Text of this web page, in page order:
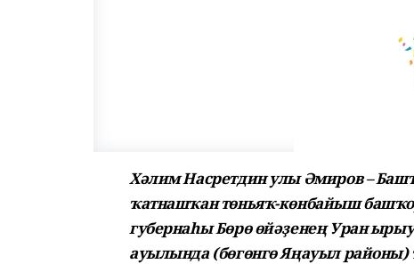
Хәлим Насретдин улы Әмиров –
ҡатнашҡан төньяҡ-көнбайыш
губернаһы Бөрө өйәҙенең Уран
ауылында (бөгөнгө Яңауыл